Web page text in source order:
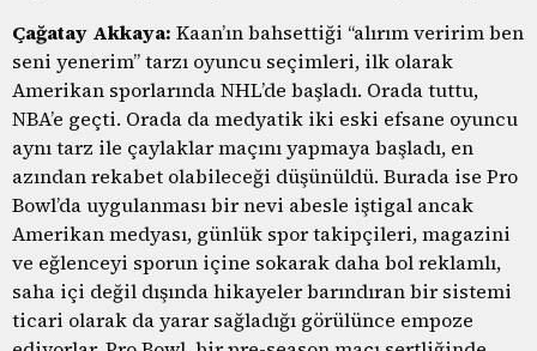
Çağatay Akkaya: Kaan’ın bahsettiği “alırım veririm ben
seni yenerim” tarzı oyuncu seçimleri, ilk olarak
Amerikan sporlarında NHL’de başladı. Orada tuttu,
NBA’e geçti. Orada da medyatik iki eski efsane oyuncu
aynı tarz ile çaylaklar maçını yapmaya başladı, en
azından rekabet olabileceği düşünüldü. Burada ise Pro
Bowl’da uygulanması bir nevi abesle iştigal ancak
Amerikan medyası, günlük spor takipçileri, magazini
ve eğlenceyi sporun içine sokarak daha bol reklamlı,
saha içi değil dışında hikayeler barındıran bir sistemi
ticari olarak da yarar sağladığı görülünce empoze